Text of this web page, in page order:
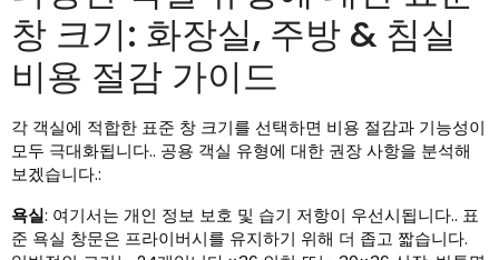
창 크기: 화장실, 주방 & 침실
비용 절감 가이드
각 객실에 적합한 표준 창 크기를 선택하면 비용 절감과 기능성이
모두 극대화됩니다.. 공용 객실 유형에 대한 권장 사항을 분석해
보겠습니다.:
욕실: 여기서는 개인 정보 보호 및 습기 저항이 우선시됩니다.. 표
준 욕실 창문은 프라이버시를 유지하기 위해 더 좁고 짧습니다.